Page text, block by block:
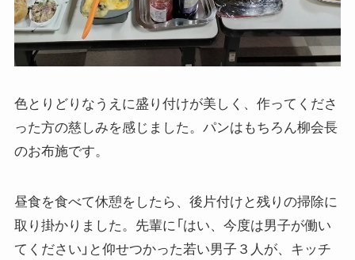
色とりどりなうえに盛り付けが美しく、作ってくださ
った方の慈しみを感じました。パンはもちろん柳会長
のお布施です。
昼食を食べて休憩をしたら、後片付けと残りの掃除に
取り掛かりました。先輩に「はい、今度は男子が働い
てください」と仰せつかった若い男子３人が、キッチ